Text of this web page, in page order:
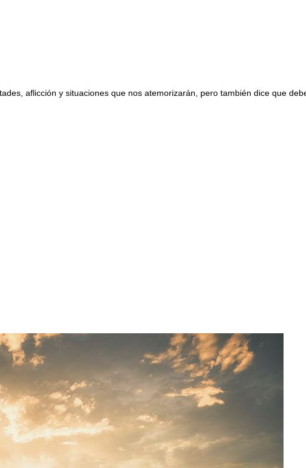
aflicción y situaciones que nos atemorizarán, pero también dice que